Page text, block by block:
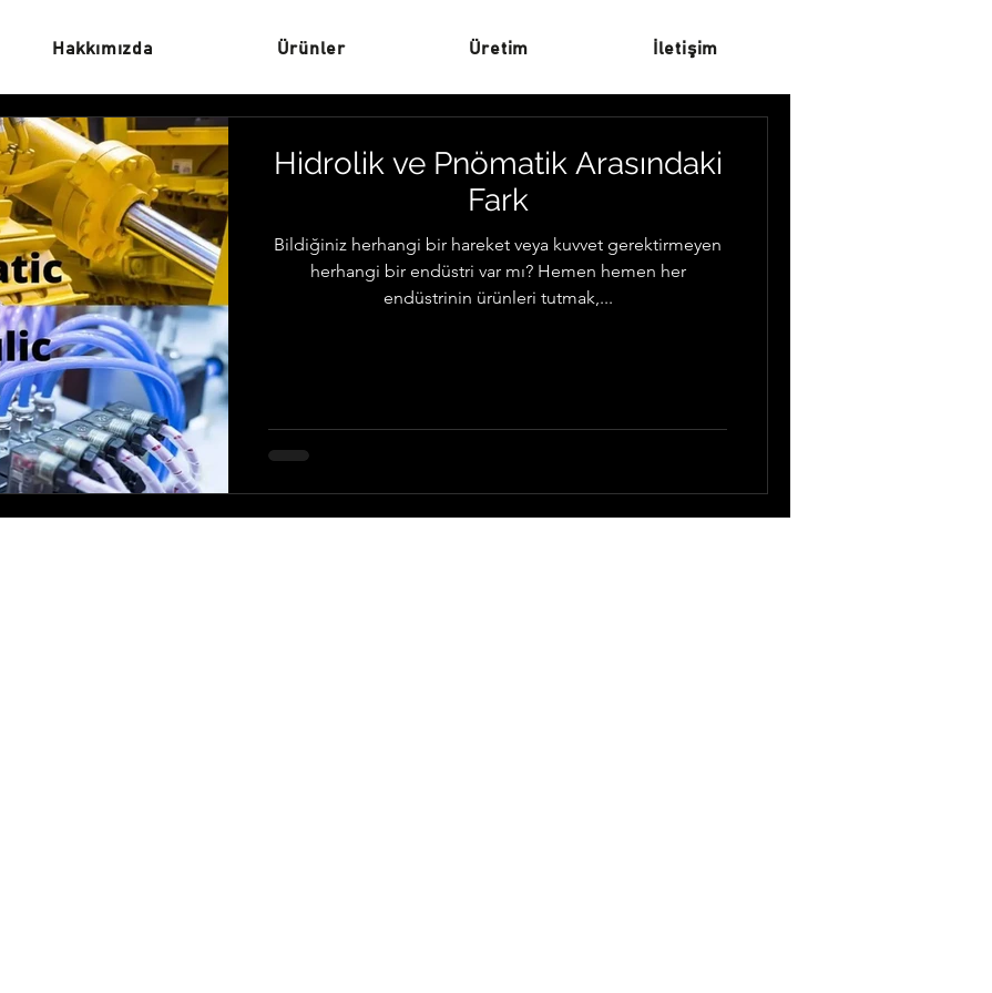
Hakkımızda Ürünler Üretim İletişim
Hidrolik ve Pnömatik Arasındaki
Fark
Bildiğiniz herhangi bir hareket veya kuvvet gerektirmeyen
herhangi bir endüstri var mı? Hemen hemen her
endüstrinin ürünleri tutmak,...